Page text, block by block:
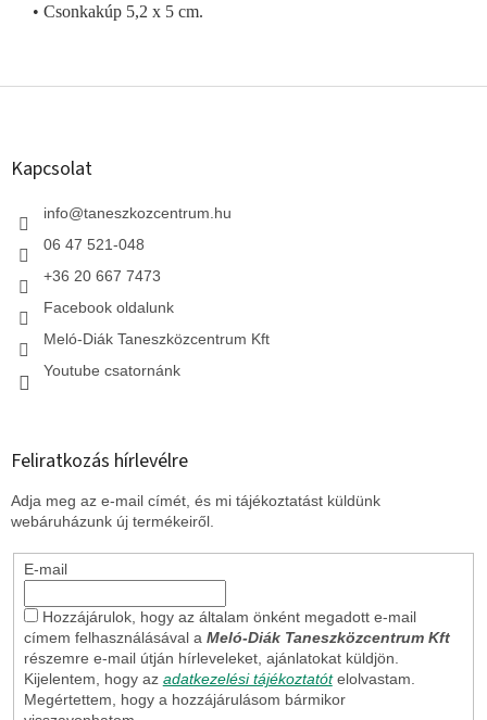
• Csonkakúp 5,2 x 5 cm.
L
Kapcsolat
info@taneszkozcentrum.hu
06 47 521-048
+36 20 667 7473
Facebook oldalunk
Meló-Diák Taneszközcentrum Kft
Youtube csatornánk
Feliratkozás hírlevélre
Adja meg az e-mail címét, és mi tájékoztatást küldünk
webáruházunk új termékeiről.
E-mail
Hozzájárulok, hogy az általam önként megadott e-mail
címem felhasználásával a Meló-Diák Taneszközcentrum Kft
részemre e-mail útján hírleveleket, ajánlatokat küldjön.
Kijelentem, hogy az adatkezelési tájékoztatót elolvastam.
Megértettem, hogy a hozzájárulásom bármikor